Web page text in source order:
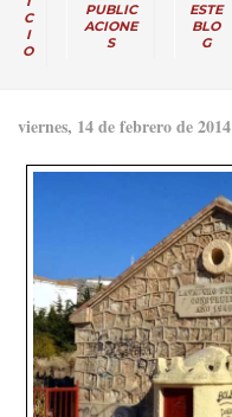
C
I
O
PUBLIC
ACIONE
S
ESTE
BLO
G
viernes, 14 de febrero de 2014